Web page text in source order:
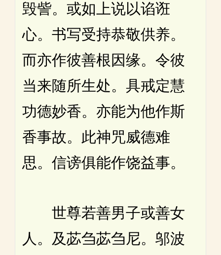
毁訾。或如上说以谄诳
心。书写受持恭敬供养。
而亦作彼善根因缘。令彼
当来随所生处。具戒定慧
功德妙香。亦能为他作斯
香事故。此神咒威德难
思。信谤俱能作饶益事。
世尊若善男子或善女
人。及苾刍苾刍尼。邬波